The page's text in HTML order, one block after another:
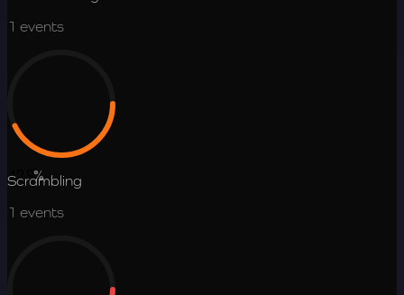
1 events
42.9%
Scrambling
1 events